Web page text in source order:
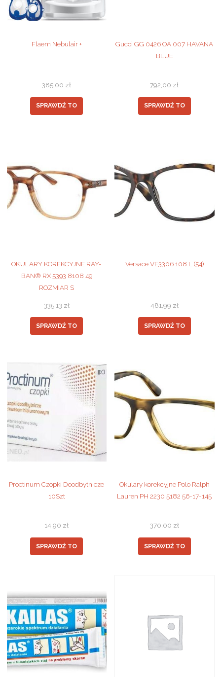
Flaem Nebulair +
385,00 zł
SPRAWDŹ TO
Gucci GG 0426 OA 007 HAVANA
BLUE
792,00 zł
SPRAWDŹ TO
OKULARY KOREKCYJNE RAY-
BAN® RX 5393 8108 49
ROZMIAR S
335,13 zł
SPRAWDŹ TO
Versace VE3306 108 L (54)
481,99 zł
SPRAWDŹ TO
Proctinum Czopki Doodbytnicze
10Szt
14,90 zł
SPRAWDŹ TO
Okulary korekcyjne Polo Ralph
Lauren PH 2230 5182 56-17-145
370,00 zł
SPRAWDŹ TO